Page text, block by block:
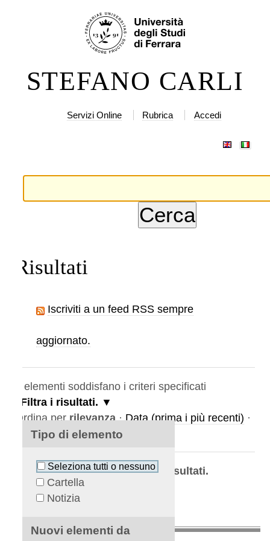
STEFANO CARLI
Servizi Online Rubrica Accedi
Iscriviti a un feed RSS sempre
aggiornato.
soddisfano i criteri specificati
i risultati.
Tipo di elemento
Seleziona tutti o nessuno
Cartella
Notizia
Nuovi elementi da
per rilevanza · Data (prima i più recenti) ·
La ricerca non ha prodotto risultati.